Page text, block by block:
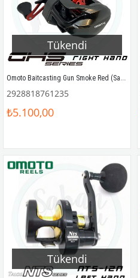
Tükendi
Omoto Baitcasting Gun Smoke Red (Sağ El)
2928818761235
₺5.100,00
Tükendi